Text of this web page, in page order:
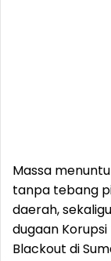
Massa
tanpa tebang
daerah,
dugaan
Blackout di